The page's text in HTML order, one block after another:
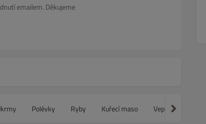
emailem. Děkujeme
Polévky Ryby Kuřecí maso Vepřové maso